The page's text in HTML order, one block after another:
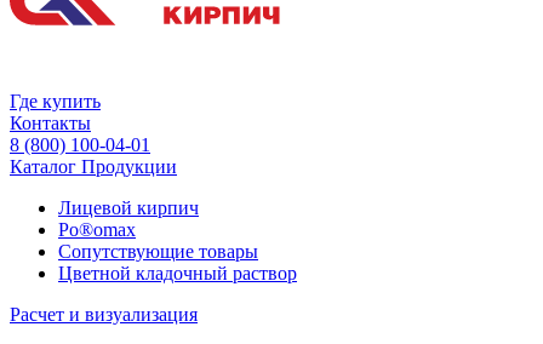
Где купить
Контакты
8 (800) 100-04-01
Каталог Продукции
Лицевой кирпич
Po®omax
Сопутствующие товары
Цветной кладочный раствор
Расчет и визуализация